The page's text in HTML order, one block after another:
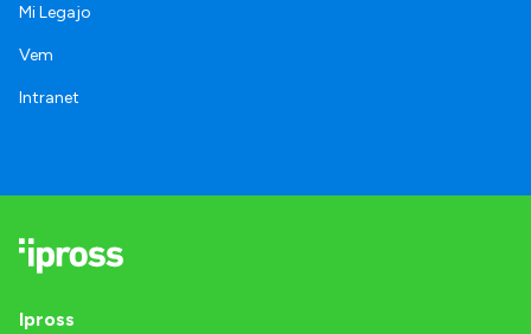
Mi Legajo
Vem
Intranet
Ipross